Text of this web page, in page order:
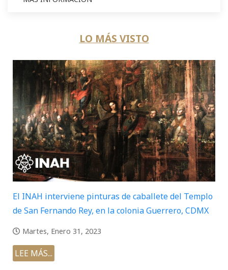
LO MÁS VISTO
El INAH interviene pinturas de caballete del Templo
de San Fernando Rey, en la colonia Guerrero, CDMX
Martes, Enero 31, 2023
LEE MÁS...